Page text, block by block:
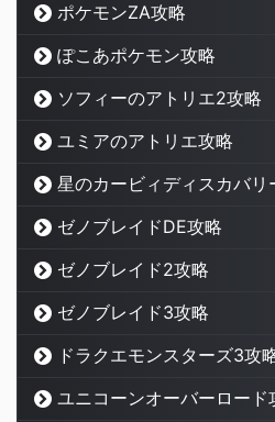
ポケモンZA攻略
ぽこあポケモン攻略
ソフィーのアトリエ2攻略
ユミアのアトリエ攻略
星のカービィディスカバリ
ゼノブレイドDE攻略
ゼノブレイド2攻略
ゼノブレイド3攻略
ドラクエモンスターズ3攻
ユニコーンオーバーロード